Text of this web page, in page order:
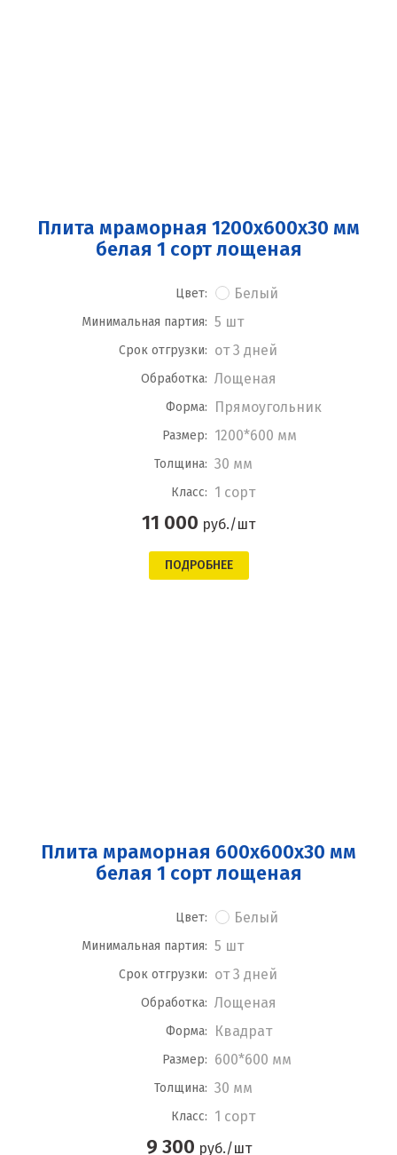
Плита мраморная 1200x600x30 мм
белая 1 сорт лощеная
Цвет: Белый
Минимальная партия: 5 шт
Срок отгрузки: от 3 дней
Обработка: Лощеная
Форма: Прямоугольник
Размер: 1200*600 мм
Толщина: 30 мм
Класс: 1 сорт
11 000 руб./шт
ПОДРОБНЕЕ
Плита мраморная 600x600x30 мм
белая 1 сорт лощеная
Цвет: Белый
Минимальная партия: 5 шт
Срок отгрузки: от 3 дней
Обработка: Лощеная
Форма: Квадрат
Размер: 600*600 мм
Толщина: 30 мм
Класс: 1 сорт
9 300 руб./шт